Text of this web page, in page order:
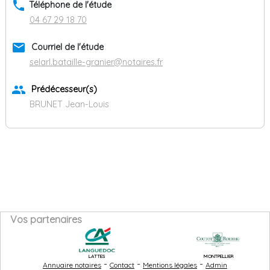
phone Téléphone de l'étude
04 67 29 18 70
email
Courriel de l'étude
selarl.bataille-granier@notaires.fr
group
Prédécesseur(s)
BRUNET Jean-Louis
Vos partenaires
LATTES MONTPELLIER
Annuaire notaires - Contact - Mentions légales - Admin